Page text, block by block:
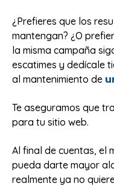
¿Prefieres que los
mantengan? ¿O
la misma campaña
escatimes y dedícale
al mantenimiento de
Te aseguramos que
para tu sitio web.
Al final de cuentas, el
pueda darte mayor
realmente ya no